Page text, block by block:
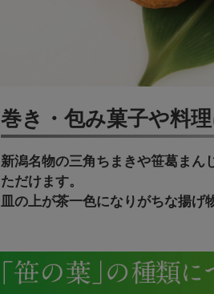
巻き・包み菓子や料
新潟名物の三角ちまきや笹葛まん
ただけます。
皿の上が茶一色になりがちな揚げ